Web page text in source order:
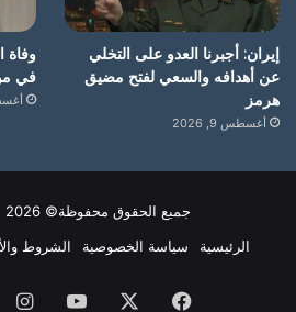
إيران: أجبرنا العدو على التخلي
عن أهدافه والسعي لفتح مضيق
هرمز
أغسطس 9, 2026
وفاة
في
أغسطس
جميع الحقوق محفوظة© 2026 وكالة التواصل
الرئيسية
سياسة الخصوصية الشروط
فيسبوك يوتيوب